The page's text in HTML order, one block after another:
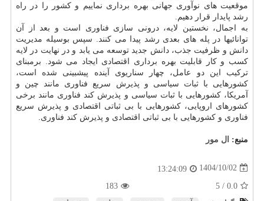
موقعیت های نوآوری جهانی بهره برداری نماییم و کشور را در راه
رشد پایدار قرار دهیم.
به اجمال، نخستین لایه، درونی سازی فناوری است و بعد از آن
توانائیها در پله های بعدی رشد پیدا می کنند. سپس بوسیله مدیریت
دانش و ظرفیت جذب، دانش جدید توسعه می یابد و در نهایت در لایه
کسب و کار قابلیت بهره برداری اقتصادی ایجاد می شود. برمبنای
ترکیب این دو عامل، چهار سناریوی آینده پیشبینی شده است،
کشورهایی با ثبات سیاسی و پذیرش سریع فناوری مانند چین و
آمریکا، کشورهایی با ثبات سیاسی و پذیرش کند فناوری مانند برخی
کشورهای اروپایی، کشورهایی با بی ثباتی اقتصادی و پذیرش سریع
فناوری و کشورهایی با بی ثباتی اقتصادی و پذیرش کند فناوری.
منبع: ال مور
1404/10/02
13:24:09
0.0
/ 5
183